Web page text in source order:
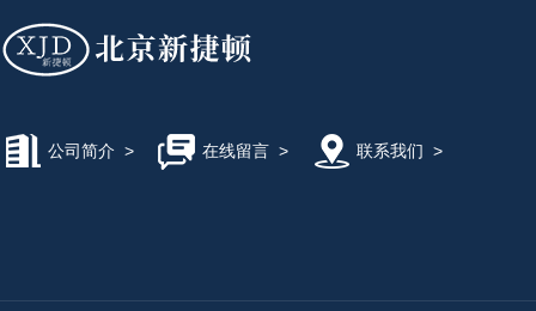
公司简介 > 在线留言> 联系我们 >